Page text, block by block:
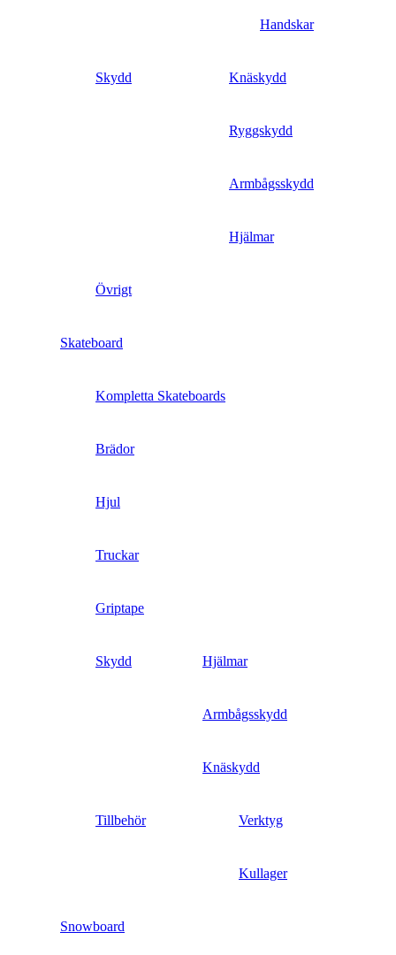
Handskar
Skydd Knäskydd
Ryggskydd
Armbågsskydd
Hjälmar
Övrigt
Skateboard
Kompletta Skateboards
Brädor
Hjul
Truckar
Griptape
Skydd Hjälmar
Armbågsskydd
Knäskydd
Tillbehör Verktyg
Kullager
Snowboard